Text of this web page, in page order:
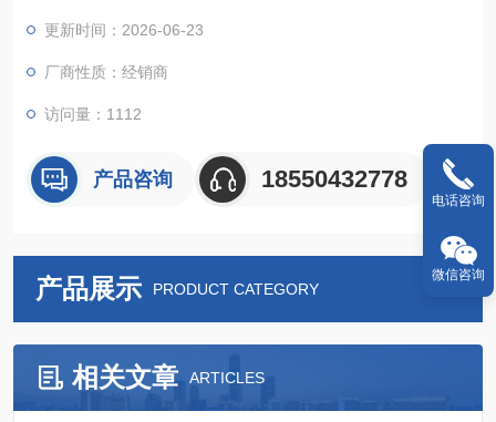
更新时间：2026-06-23
厂商性质：经销商
访问量：1112
产品咨询 18550432778
产品展示 PRODUCT CATEGORY
相关文章 ARTICLES
电话咨询
微信咨询